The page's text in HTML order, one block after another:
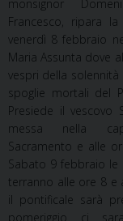
monsignor
Francesco, ripara
venerdì 8 febbraio
Maria Assunta dove
vespri della solennità
spoglie mortali del
Presiede il vescovo
messa nella
Sacramento e alle
Sabato 9 febbraio le
terranno alle ore 8 e
il pontificale sarà
pomeriggio ci